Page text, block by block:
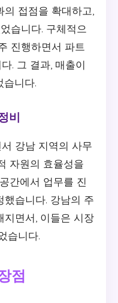
접점을 확대하고,
습니다. 구체적으
진행하면서 파트
. 그 결과, 매출이
습니다.
비
강남 지역의 사무
자원의 효율성을
간에서 업무를 진
습니다. 강남의 주
지면서, 이들은 시장
습니다.
점